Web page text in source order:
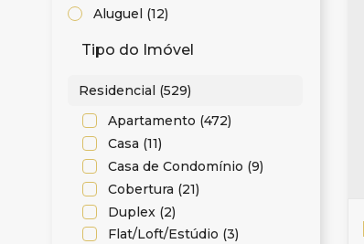
Aluguel (12)
Tipo do Imóvel
Residencial (529)
Apartamento (472)
Casa (11)
Casa de Condomínio (9)
Cobertura (21)
Duplex (2)
Flat/Loft/Estúdio (3)